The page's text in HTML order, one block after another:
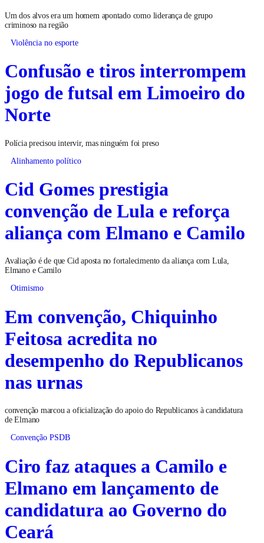
Um dos alvos era um homem apontado como liderança de grupo
criminoso na região
Violência no esporte
Confusão e tiros interrompem
jogo de futsal em Limoeiro do
Norte
Polícia precisou intervir, mas ninguém foi preso
Alinhamento político
Cid Gomes prestigia
convenção de Lula e reforça
aliança com Elmano e Camilo
Avaliação é de que Cid aposta no fortalecimento da aliança com Lula,
Elmano e Camilo
Otimismo
Em convenção, Chiquinho
Feitosa acredita no
desempenho do Republicanos
nas urnas
convenção marcou a oficialização do apoio do Republicanos à candidatura
de Elmano
Convenção PSDB
Ciro faz ataques a Camilo e
Elmano em lançamento de
candidatura ao Governo do
Ceará